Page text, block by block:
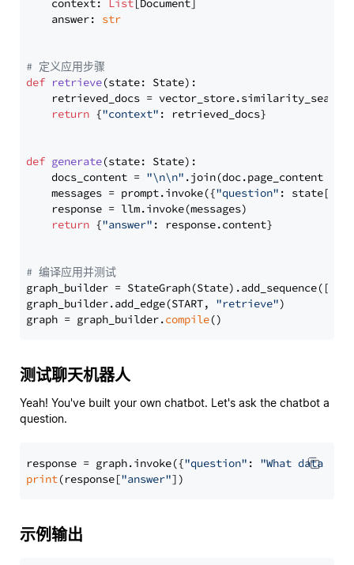
    context:
List [Document]
    answer:
str
# 定义应用步骤
def retrieve(state: State):
retrieved_docs =
return {"context" : retrieved_docs}
def generate(state: State):
    docs_content =
"\n\n" .join(doc.page_content
    messages = prompt.invoke({
"question" : state[
    response = llm.invoke(messages)
return {"answer" : response.content}
# 编译应用并测试
graph_builder =
graph_builder.add_edge(START, "retrieve")
graph = graph_builder.compile
测试聊天机器人
Yeah! You've built your own chatbot. Let's ask the chatbot a
question.
response = graph.invoke({"question" : "What data
print(response["answer"
示例输出